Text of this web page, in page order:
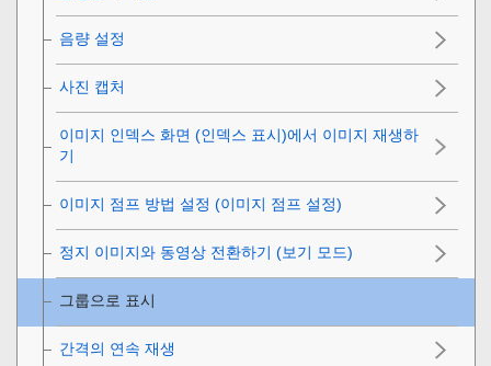
음량 설정
사진 캡처
이미지 인덱스 화면 (인덱스 표시)에서 이미지 재생하
기
이미지 점프 방법 설정 (이미지 점프 설정)
정지 이미지와 동영상 전환하기 (보기 모드)
그룹으로 표시
간격의 연속 재생